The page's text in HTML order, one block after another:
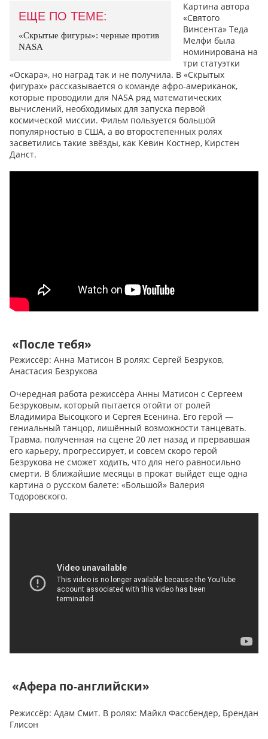
ЕЩЕ ПО ТЕМЕ:
«Скрытые фигуры»: черные против
NASA
Картина автора
«Святого
Винсента» Теда
Мелфи была
номинирована на
три статуэтки
«Оскара», но наград так и не получила. В «Скрытых
фигурах» рассказывается о команде афро-американок,
которые проводили для NASA ряд математических
вычислений, необходимых для запуска первой
космической миссии. Фильм пользуется большой
популярностью в США, а во второстепенных ролях
засветились такие звёзды, как Кевин Костнер, Кирстен
Данст.
«После тебя»
Режиссёр: Анна Матисон В ролях: Сергей Безруков,
Анастасия Безрукова
Очередная работа режиссёра Анны Матисон с Сергеем
Безруковым, который пытается отойти от ролей
Владимира Высоцкого и Сергея Есенина. Его герой —
гениальный танцор, лишённый возможности танцевать.
Травма, полученная на сцене 20 лет назад и прервавшая
его карьеру, прогрессирует, и совсем скоро герой
Безрукова не сможет ходить, что для него равносильно
смерти. В ближайшие месяцы в прокат выйдет еще одна
картина о русском балете: «Большой» Валерия
Тодоровского.
«Афера по-английски»
Режиссёр: Адам Смит. В ролях: Майкл Фассбендер, Брендан
Глисон